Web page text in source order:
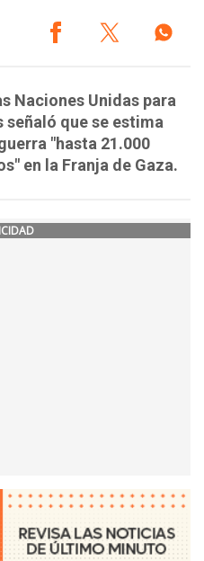
Naciones Unidas para
señaló que se estima
"hasta 21.000
en la Franja de Gaza.